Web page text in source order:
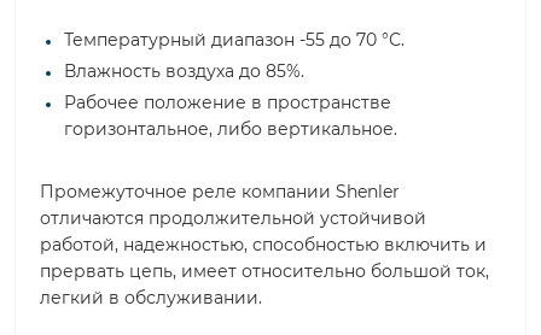
Температурный диапазон -55 до 70 °С.
Влажность воздуха до 85%.
Рабочее положение в пространстве
горизонтальное, либо вертикальное.
Промежуточное реле компании Shenler
отличаются продолжительной устойчивой
работой, надежностью, способностью включить и
прервать цепь, имеет относительно большой ток,
легкий в обслуживании.